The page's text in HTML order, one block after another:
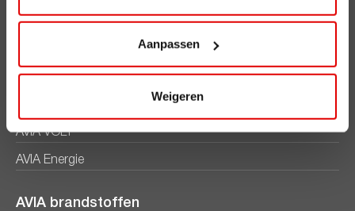
Aanpassen
Weigeren
AVIA Diensten
AVIA VOLT
AVIA Energie
AVIA brandstoffen